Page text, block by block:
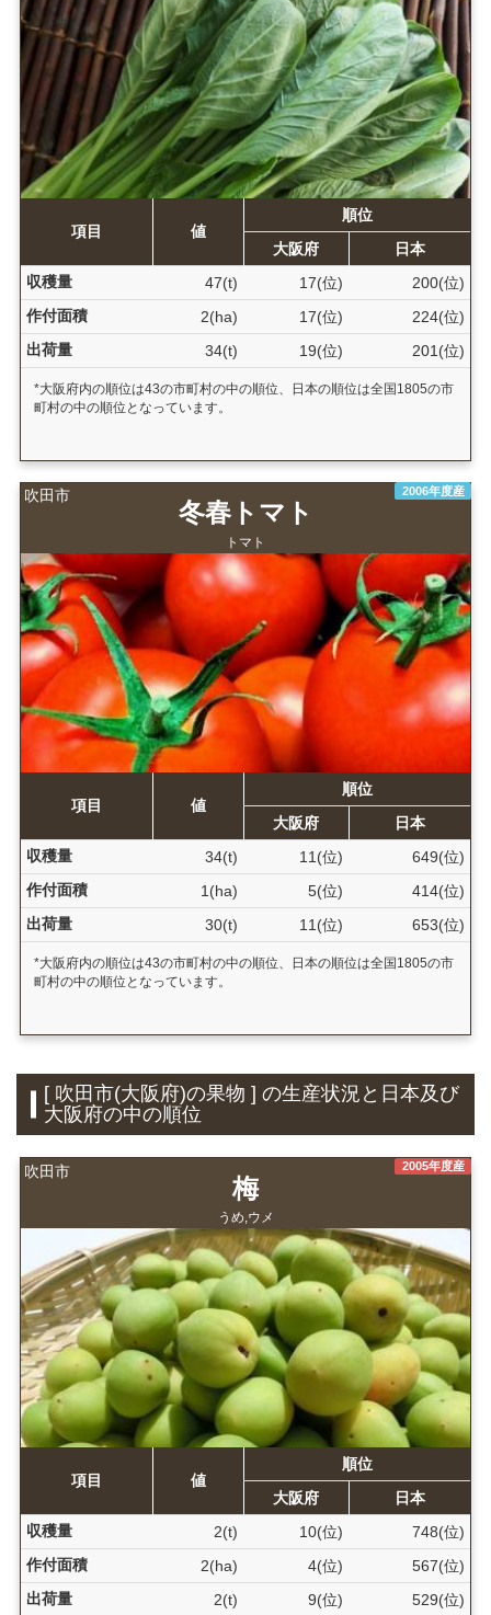
項目 値
順位
大阪府
日本
収穫量
47(t) 17(位)
200(位)
作付面積
2(ha) 17(位)
224(位)
出荷量
34(t) 19(位) 201(位)
*大阪府内の順位は43の市町村の中の順位、日本の順位は全国1805の市
町村の中の順位となっています。
吹田市 2006年度産
冬春トマト
トマト
項目 値
順位
大阪府
日本
収穫量
34(t) 11(位)
649(位)
作付面積
1(ha) 5(位)
414(位)
出荷量
30(t) 11(位) 653(位)
*大阪府内の順位は43の市町村の中の順位、日本の順位は全国1805の市
町村の中の順位となっています。
[ 吹田市(大阪府)の果物 ] の生産状況と日本及び
大阪府の中の順位
吹田市 2005年度産
梅
うめ,ウメ
項目 値
順位
大阪府
日本
収穫量
2(t) 10(位)
748(位)
作付面積
2(ha) 4(位)
567(位)
出荷量
2(t) 9(位) 529(位)